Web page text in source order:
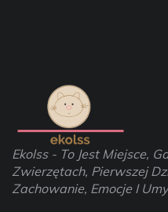
Ekolss - To Jest Miejsce,
Zwierzętach, Pierwszej
Zachowanie, Emocje I